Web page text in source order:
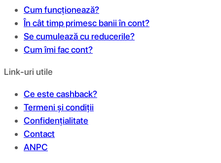
Cum funcționează?
În cât timp primesc banii în cont?
Se cumulează cu reducerile?
Cum îmi fac cont?
Link-uri utile
Ce este cashback?
Termeni și condiții
Confidențialitate
Contact
ANPC